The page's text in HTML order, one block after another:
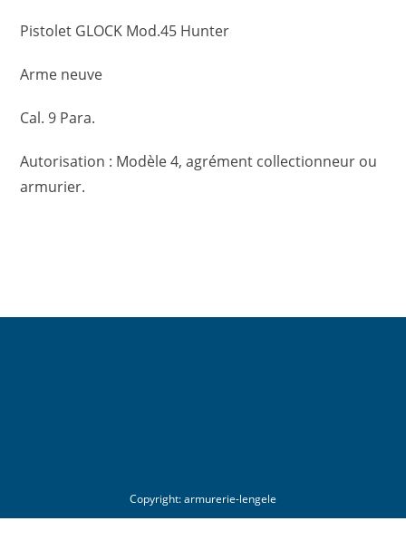
Pistolet GLOCK Mod.45 Hunter
Arme neuve
Cal. 9 Para.
Autorisation : Modèle 4, agrément collectionneur ou
armurier.
Copyright:armurerie-lengele